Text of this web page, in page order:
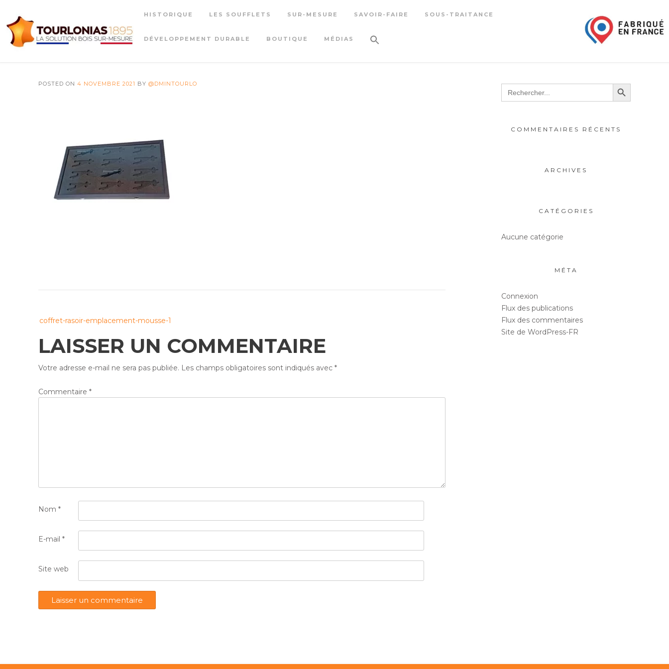
content
HISTORIQUE LES SOUFFLETS SUR-MESURE SAVOIR-FAIRE SOUS-TRAITANCE
DÉVELOPPEMENT DURABLE BOUTIQUE MÉDIAS
POSTED ON 4 NOVEMBRE 2021 BY @DMINTOURLO
navigation
coffret-rasoir-emplacement-mousse-1
LAISSER UN COMMENTAIRE
Votre adresse e-mail ne sera pas publiée. Les champs obligatoires sont indiqués avec *
Commentaire *
Nom *
E-mail *
Site web
Search
for:
Search Button
COMMENTAIRES RÉCENTS
ARCHIVES
CATÉGORIES
Aucune catégorie
MÉTA
Connexion
Flux des publications
Flux des commentaires
Site de WordPress-FR